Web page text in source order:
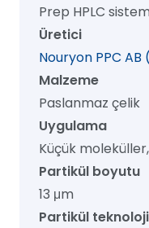
250
mm,
1/pk
adet
Prep HPLC
Üretici
Nouryon PPC
Malzeme
Paslanmaz çelik
Uygulama
Küçük
Partikül boyutu
13 μm
Partikül